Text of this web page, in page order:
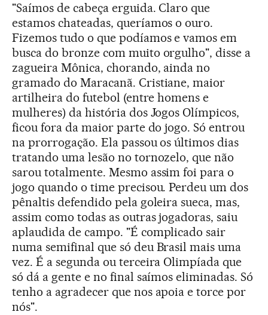
"Saímos de cabeça erguida. Claro que
estamos chateadas, queríamos o ouro.
Fizemos tudo o que podíamos e vamos em
busca do bronze com muito orgulho", disse a
zagueira Mônica, chorando, ainda no
gramado do Maracanã. Cristiane, maior
artilheira do futebol (entre homens e
mulheres) da história dos Jogos Olímpicos,
ficou fora da maior parte do jogo. Só entrou
na prorrogação. Ela passou os últimos dias
tratando uma lesão no tornozelo, que não
sarou totalmente. Mesmo assim foi para o
jogo quando o time precisou. Perdeu um dos
pênaltis defendido pela goleira sueca, mas,
assim como todas as outras jogadoras, saiu
aplaudida de campo. "É complicado sair
numa semifinal que só deu Brasil mais uma
vez. É a segunda ou terceira Olimpíada que
só dá a gente e no final saímos eliminadas. Só
tenho a agradecer que nos apoia e torce por
nós".